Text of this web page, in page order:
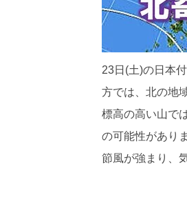
23日(土)の日本
方では、北の地
標高の高い山で
の可能性があり
節風が強まり、